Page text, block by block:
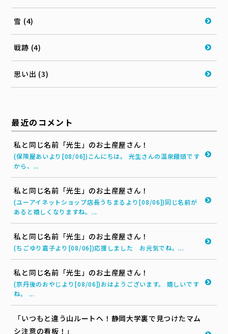
雪 (4)
戦跡 (4)
思い出 (3)
最近のコメント
私と同じ名前「光生」のお土産屋さん！
(保険屋あいより[08/06])こんにちは。 光生さんの温泉饅頭です
から、...
私と同じ名前「光生」のお土産屋さん！
(ユーアイネットショップ店長うちまるより[08/06])同じ名前が
あると嬉しくなりますね。...
私と同じ名前「光生」のお土産屋さん！
(ちごゆり嘉子より[08/06])応援しました お元気でね。...
私と同じ名前「光生」のお土産屋さん！
(京丹後のおやじより[08/06])おはようございます。 嬉しいです
ね。 ...
「いつもと違う山ルートへ！静岡大学裏で見つけたマム
シ注意の看板！」